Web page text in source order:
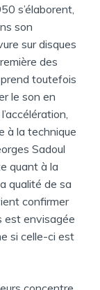
s’élaborent,
son
sur disques
des
toutefois
le son en
à la technique
Sadoul
quant à la
qualité de sa
confirmer
est envisagée
si celle-ci est